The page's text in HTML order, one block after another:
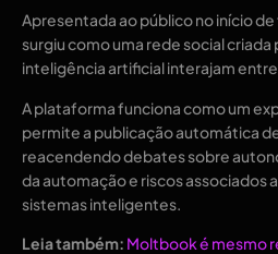
Apresentada ao público no início
surgiu como uma rede social criada
inteligência artificial interajam entre
A plataforma funciona como um
permite a publicação automática
reacendendo debates sobre
da automação e riscos associados
sistemas inteligentes.
Leia também: Moltbook é mesmo